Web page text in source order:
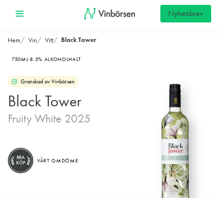
Nyhetsbrev
Hem Vin Vitt Black Tower
750ML 8.5% ALKOHOLHALT
Granskad av Vinbörsen
Black Tower
Fruity White 2025
BRA
KÖP
VÅRT OMDÖME